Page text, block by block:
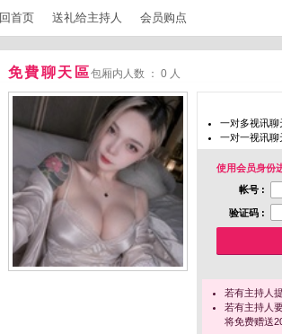
回首页 送礼给主持人 会员购点
免費聊天區包厢内人数 ： 0 人
一对多视讯聊
一对一视讯聊
使用会员身份
帐号 :
验证码 :
若有主持人
若有主持人
将免费赠送